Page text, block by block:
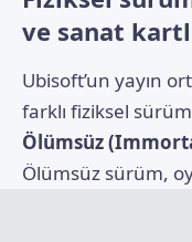
ve sanat
Ubisoft’un yayın
farklı fiziksel
Ölümsüz
Ölümsüz sürüm,